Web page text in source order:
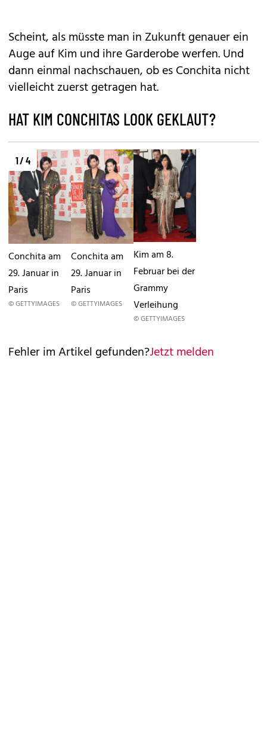
Scheint, als müsste man in Zukunft genauer ein
Auge auf Kim und ihre Garderobe werfen. Und
dann einmal nachschauen, ob es Conchita nicht
vielleicht zuerst getragen hat.
HAT KIM CONCHITAS LOOK GEKLAUT?
1 / 4
Conchita am
29. Januar in
Paris
© GETTYIMAGES
Conchita am
29. Januar in
Paris
© GETTYIMAGES
Kim am 8.
Februar bei der
Grammy
Verleihung
© GETTYIMAGES
Fehler im Artikel gefunden?Jetzt melden